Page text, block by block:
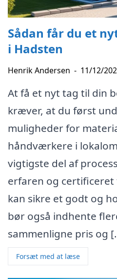
Sådan får du et
i Hadsten
Henrik Andersen - 11/12/
At få et nyt tag til din
kræver, at du først
muligheder for
håndværkere i
vigtigste del af
erfaren og
kan sikre et godt og
bør også indhente
sammenligne pris og
Forsæt med at læse